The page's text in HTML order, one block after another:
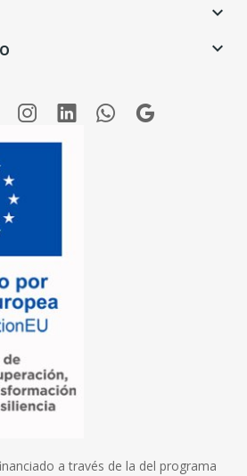


a través de la del programa